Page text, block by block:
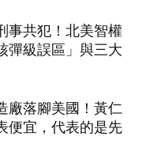
事共犯！北美智權
彈級誤區」與三大
廠落腳美國！黃仁
便宜，代表的是先